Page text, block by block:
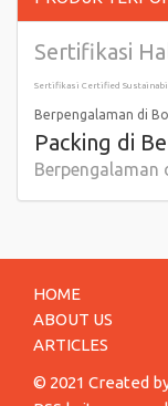
Sertifikasi
Sertifikasi Certified
Berpengalaman di
Packing di
Berpengalaman
HOME
ABOUT US
ARTICLES
© 2021 Created